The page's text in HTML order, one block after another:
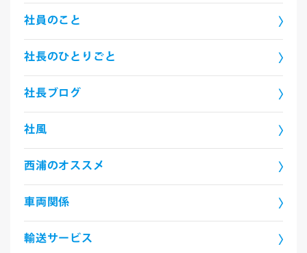
社員のこと
社長のひとりごと
社長ブログ
社風
西浦のオススメ
車両関係
輸送サービス